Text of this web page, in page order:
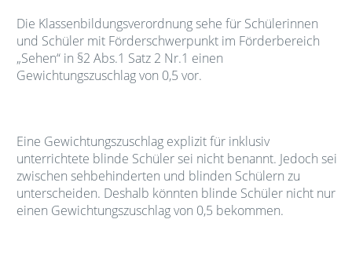
Die Klassenbildungsverordnung sehe für Schülerinnen
und Schüler mit Förderschwerpunkt im Förderbereich
„Sehen“ in §2 Abs.1 Satz 2 Nr.1 einen
Gewichtungszuschlag von 0,5 vor.
Eine Gewichtungszuschlag explizit für inklusiv
unterrichtete blinde Schüler sei nicht benannt. Jedoch sei
zwischen sehbehinderten und blinden Schülern zu
unterscheiden. Deshalb könnten blinde Schüler nicht nur
einen Gewichtungszuschlag von 0,5 bekommen.